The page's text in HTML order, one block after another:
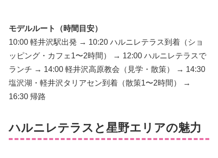
モデルルート（時間目安）
10:00 軽井沢駅出発 → 10:20 ハルニレテラス到着（ショ
ッピング・カフェ1〜2時間） → 12:00 ハルニレテラスで
ランチ → 14:00 軽井沢高原教会（見学・散策） → 14:30
塩沢湖・軽井沢タリアセン到着（散策1〜2時間） →
16:30 帰路
ハルニレテラスと星野エリアの魅力